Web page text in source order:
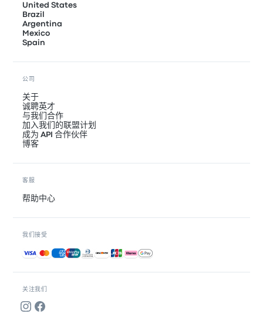
关注我们
United States
Brazil
Argentina
Mexico
Spain
公司
关于
诚聘英才
与我们合作
加入我们的联盟计划
成为 API 合作伙伴
博客
客服
帮助中心
我们接受
接受的付款方式